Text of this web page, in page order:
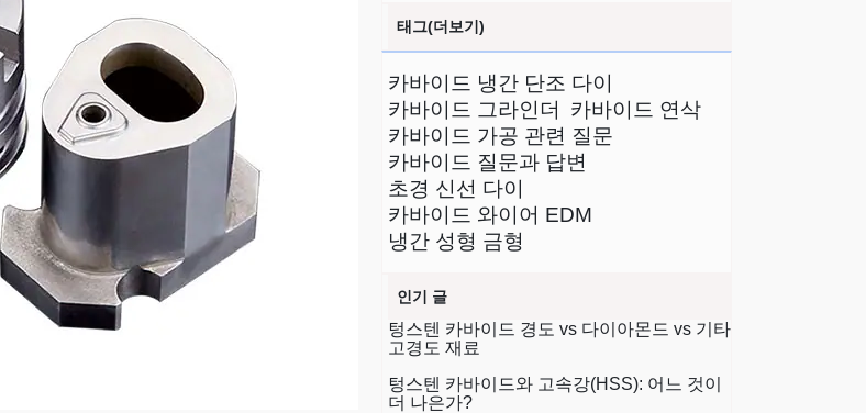
태그(더보기)
카바이드 냉간 단조 다이
카바이드 그라인더
카바이드 연삭
카바이드 가공 관련 질문
카바이드 질문과 답변
초경 신선 다이
카바이드 와이어 EDM
냉간 성형 금형
인기 글
텅스텐 카바이드 경도 vs 다이아몬드 vs 기타
고경도 재료
텅스텐 카바이드와 고속강(HSS): 어느 것이
더 나은가?